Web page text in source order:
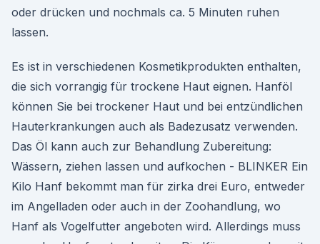
oder drücken und nochmals ca. 5 Minuten ruhen
lassen.
Es ist in verschiedenen Kosmetikprodukten enthalten,
die sich vorrangig für trockene Haut eignen. Hanföl
können Sie bei trockener Haut und bei entzündlichen
Hauterkrankungen auch als Badezusatz verwenden.
Das Öl kann auch zur Behandlung Zubereitung:
Wässern, ziehen lassen und aufkochen - BLINKER Ein
Kilo Hanf bekommt man für zirka drei Euro, entweder
im Angelladen oder auch in der Zoohandlung, wo
Hanf als Vogelfutter angeboten wird. Allerdings muss